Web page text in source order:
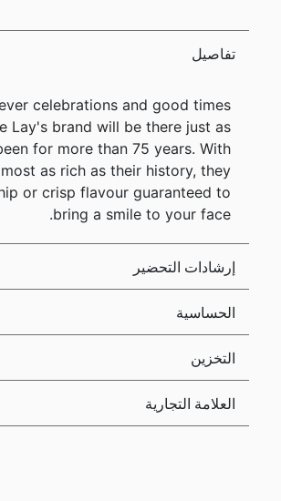
تفاصيل
celebrations and good times
Lay's brand will be there just as
for more than 75 years. With
as rich as their history, they
or crisp flavour guaranteed to
bring a smile to your face.
إرشادات التحضير
الحساسية
التخزين
العلامة التجارية